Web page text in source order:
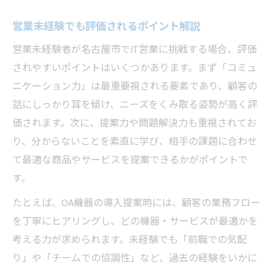
営業経験ゼロでも響く自己アピールのヒン
ト
IT営業で評価される自己アピールの作り方
営業未経験でも印象に残る自己アピールと
は
IT営業未経験から評価されるポイント
未経験者が営業で評価される実践的ポイン
営業未経験でも高く評価される姿勢と努力
営業職で成長するための学び方と工夫
IT営業で評価される未経験者の強み発見法
営業未経験でも評価されるポイント解説
営業未経験者が名古屋市でIT営業に挑戦する場合、評価
されやすいポイントはいくつかあります。まず「コミュ
ニケーション力」は最重要視される要素であり、顧客の
話にしっかり耳を傾け、ニーズをくみ取る姿勢が高く評
価されます。次に、提案力や問題解決力も重視されてお
り、分からないことを素直に学び、相手の課題に合わせ
て最適な商品やサービスを提案できるかがポイントで
す。
たとえば、OA機器の導入提案時には、顧客の業務フロー
を丁寧にヒアリングし、どの機器・サービスが最適かを
考える力が求められます。未経験でも「前職での気配
り」や「チームでの協調性」など、過去の経験をいかに